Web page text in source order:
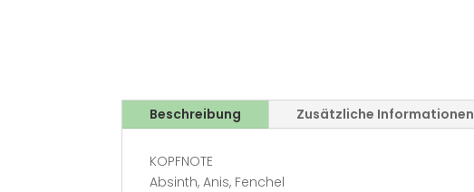
Beschreibung Zusätzliche Informationen
KOPFNOTE
Absinth, Anis, Fenchel